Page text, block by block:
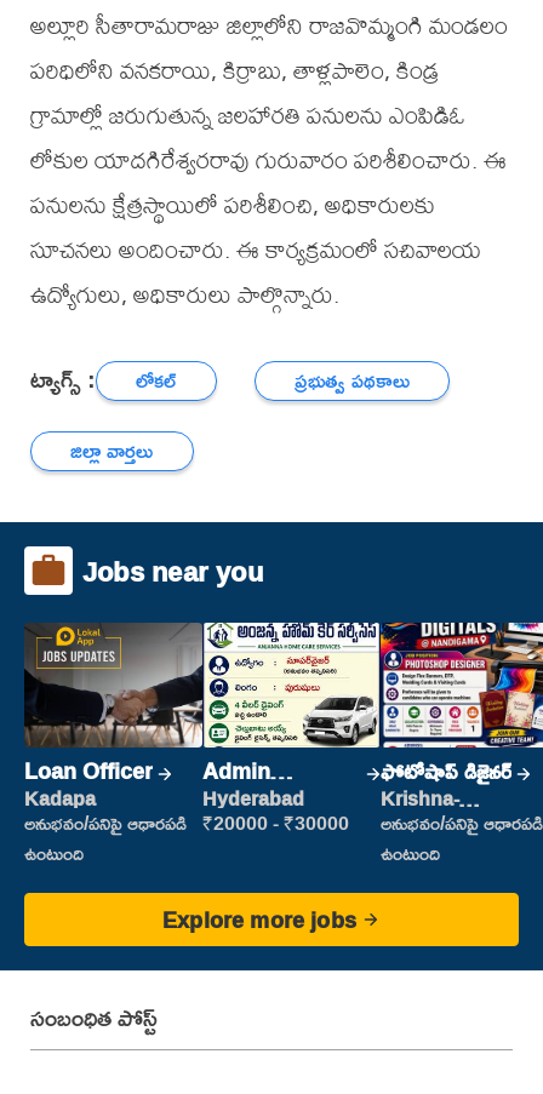
అల్లూరి సీతారామరాజు జిల్లాలోని రాజవొమ్మంగి మండలం
పరిధిలోని వనకరాయి, కిర్రాబు, తాళ్లపాలెం, కిండ్ర
గ్రామాల్లో జరుగుతున్న జలహారతి పనులను ఎంపిడిఓ
లోకుల యాదగిరేశ్వరరావు గురువారం పరిశీలించారు. ఈ
పనులను క్షేత్రస్థాయిలో పరిశీలించి, అధికారులకు
సూచనలు అందించారు. ఈ కార్యక్రమంలో సచివాలయ
ఉద్యోగులు, అధికారులు పాల్గొన్నారు.
ట్యాగ్స్ : లోకల్
ప్రభుత్వ పథకాలు
జిల్లా వార్తలు
Jobs near you
Loan Officer
Kadapa
అనుభవం/పనిపై ఆధారపడి
ఉంటుంది
Admin
Supervisor
Hyderabad
₹20000 - ₹30000
ఫోటోషాప్ డిజైనర్
Krishna-
vijayawada
అనుభవం/పనిపై ఆధారపడి
ఉంటుంది
Explore more jobs
సంబంధిత పోస్ట్